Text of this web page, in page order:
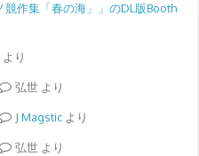
競作集「春の海」」のDL版Booth
より
弘世より
Magsticより
弘世より